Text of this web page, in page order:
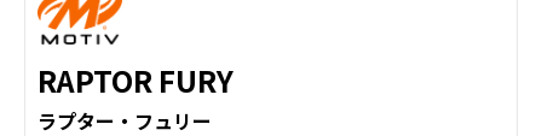
RAPTOR FURY
ラプター・フュリー